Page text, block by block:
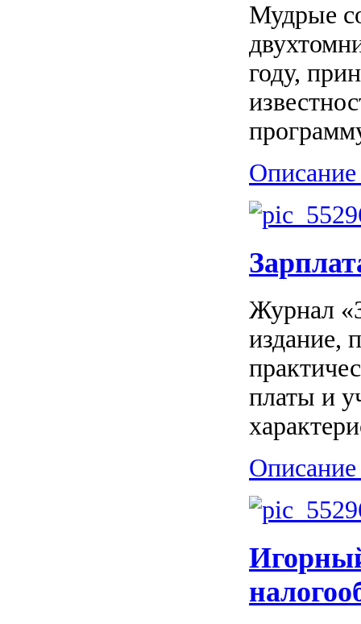
Мудрые
году,
Описание
Журнал
издание,
платы и
Описание